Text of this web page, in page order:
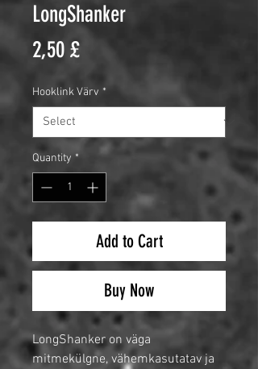
LongShanker
2,50 £Price
Hooklink Värv *
Quantity *
Add to Cart
Buy Now
LongShanker on väga
mitmekülgne, vähemkasutatav ja